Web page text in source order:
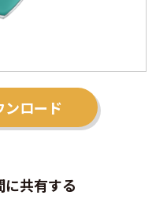
ンロード
共有する